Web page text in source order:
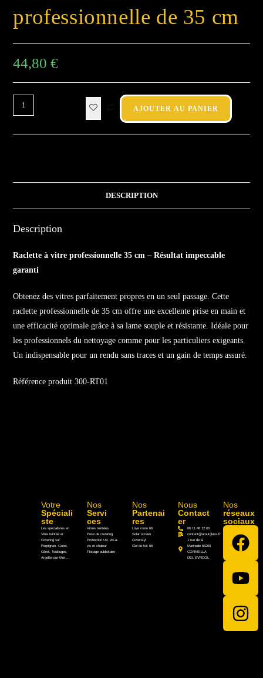
professionnelle de 35 cm
44,80€
AJOUTER AU PANIER
DESCRIPTION
Description
Raclette à vitre professionnelle 35 cm – Résultat impeccable
garanti
Obtenez des vitres parfaitement propres en un seul passage. Cette
raclette professionnelle de 35 cm offre une excellente prise en main et
une efficacité optimale grâce à sa lame souple et résistante. Idéale pour
les professionnels du nettoyage comme pour les particuliers exigeants.
Un indispensable pour un rendu sans traces et un gain de temps assuré.
Référence produit 300-RT01
Votre
Spéciali
ste
Les spécialistes en
Vitre teintée et
Covering sur
Perpignan, Canet,
Céret, Toulouges,
Argelés-sur-Mer…
Nos
Servi
ces
Vitres teintées
Pose de covering
Protection UV, vis-à-
vis et chaleur
Flocage publicitaire
Nos
Partenai
res
Love room 66
Solar screen
Coverstyl
Ciel de toit 66
Nous
Contact
er
06 11 46 12 00
contact@atoutglass.fr
1 rue de la
Marinade 66200
CORNEILLA
DEL EVRCOL
Nos
réseaux
sociaux